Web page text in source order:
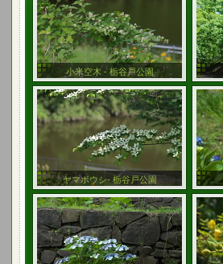
小米空木 - 栃谷戸公園
ヤマボウシ- 栃谷戸公園